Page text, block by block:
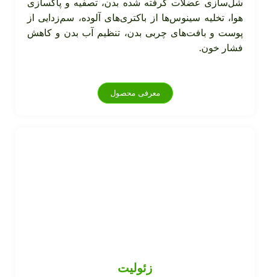
شل‌سازی عضلات گرفته شده بدن، تصفیه و پاکسازی
هوا، تخلیه سینوس‌ها از باکتری‌های آلوده، سم‌زدایی از
پوست و بافت‌های چربی بدن، تنظیم آب بدن و کاهش
فشار خون.
معرفی محصول
زئولیت